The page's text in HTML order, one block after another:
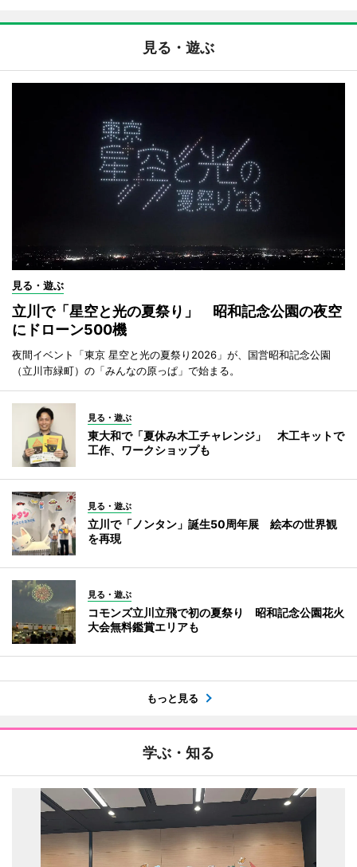
見る・遊ぶ
見る・遊ぶ
立川で「星空と光の夏祭り」 昭和記念公園の夜空
にドローン500機
夜間イベント「東京 星空と光の夏祭り2026」が、国営昭和記念公園
（立川市緑町）の「みんなの原っぱ」で始まる。
見る・遊ぶ
東大和で「夏休み木工チャレンジ」 木工キットで
工作、ワークショップも
見る・遊ぶ
立川で「ノンタン」誕生50周年展 絵本の世界観
を再現
見る・遊ぶ
コモンズ立川立飛で初の夏祭り 昭和記念公園花火
大会無料鑑賞エリアも
もっと見る
学ぶ・知る